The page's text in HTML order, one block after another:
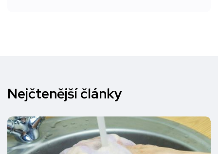
Nejčtenější články